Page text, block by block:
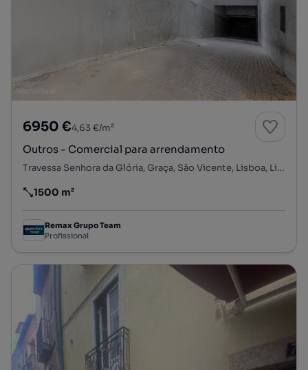
6950 €4,63 €/m²
Outros - Comercial para arrendamento
Travessa Senhora da Glória, Graça, São Vicente, Lisboa, Lisboa
Preço por metro quadrado
1500 m²
Remax Grupo Team
Profissional